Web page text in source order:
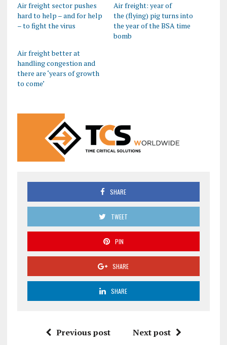
Air freight sector pushes
hard to help – and for help
– to fight the virus
Air freight: year of
the (flying) pig turns into
the year of the BSA time
bomb
Air freight better at
handling congestion and
there are ‘years of growth
to come’
SHARE
TWEET
PIN
SHARE
SHARE
Previous post Next post